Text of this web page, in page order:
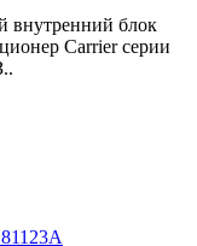
внутренний блок
Carrier серии